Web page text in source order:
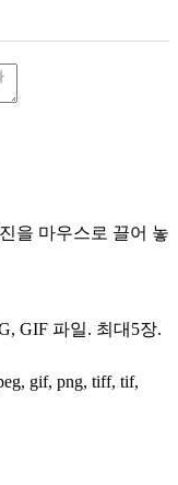
을 마우스로 끌어 놓
GIF 파일. 최대5장.
gif, png, tiff, tif,